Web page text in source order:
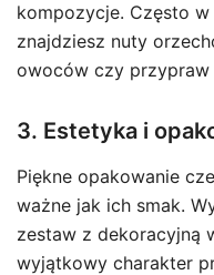
kompozycje. Często
znajdziesz nuty
owoców czy przypraw
3. Estetyka i
Piękne opakowanie
ważne jak ich smak.
zestaw z dekoracyjną
wyjątkowy charakter